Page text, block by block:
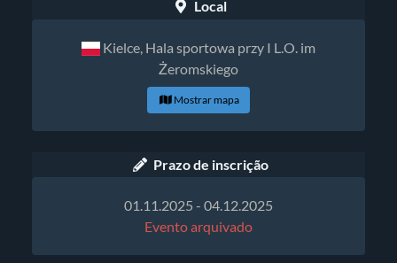
Local
Kielce, Hala sportowa przy I L.O. im
Żeromskiego
Mostrar mapa
Prazo de inscrição
01.11.2025 - 04.12.2025
Evento arquivado